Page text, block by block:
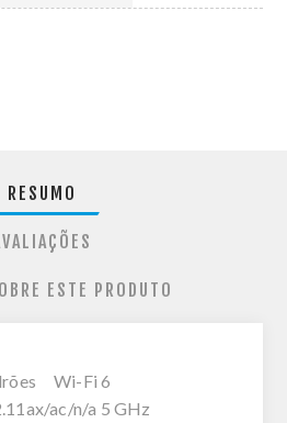
RESUMO
ESTE PRODUTO
Wi-Fi 6
ac/n/a 5 GHz